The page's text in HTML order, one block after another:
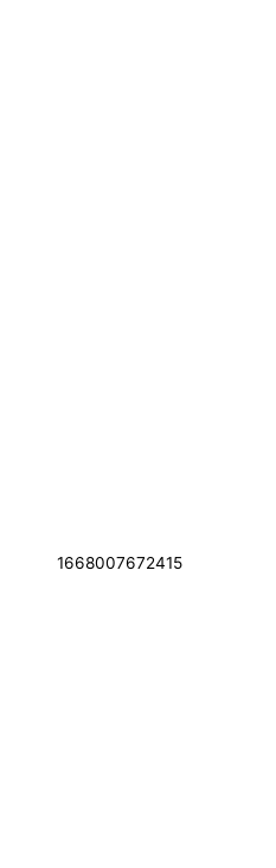
1668007672415